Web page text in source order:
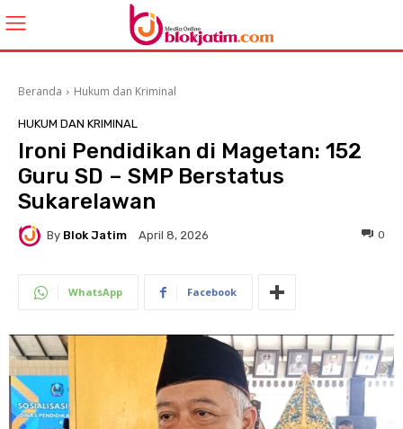
Beranda Hukum dan Kriminal
HUKUM DAN KRIMINAL
Ironi Pendidikan di Magetan: 152
Guru SD – SMP Berstatus
Sukarelawan
By Blok Jatim April 8, 2026 0
WhatsApp Facebook